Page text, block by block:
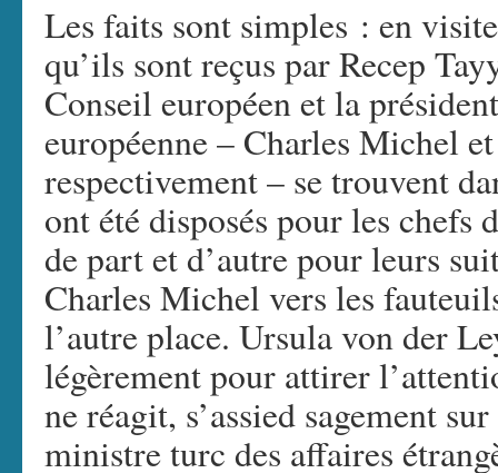
Les faits sont simples : en
qu’ils sont reçus par Recep
Conseil européen et la
européenne – Charles Michel
respectivement – se trouvent
ont été disposés pour les chefs
de part et d’autre pour leurs
Charles Michel vers les
l’autre place. Ursula von der
légèrement pour attirer
ne réagit, s’assied sagement
ministre turc des affaires